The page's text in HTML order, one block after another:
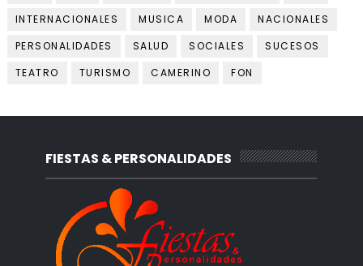
INTERNACIONALES
MUSICA MODA
NACIONALES
PERSONALIDADES
SALUD SOCIALES
SUCESOS
TEATRO
TURISMO CAMERINO FON
FIESTAS & PERSONALIDADES